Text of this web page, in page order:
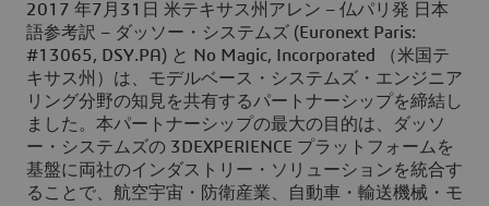
2017 年7月31日 米テキサス州アレン – 仏パリ発 日本
語参考訳 – ダッソー・システムズ (Euronext Paris:
#13065, DSY.PA) と No Magic, Incorporated （米国テ
キサス州）は、モデルベース・システムズ・エンジニア
リング分野の知見を共有するパートナーシップを締結し
ました。本パートナーシップの最大の目的は、ダッソ
ー・システムズの 3DEXPERIENCE プラットフォームを
基盤に両社のインダストリー・ソリューションを統合す
ることで、航空宇宙・防衛産業、自動車・輸送機械・モ